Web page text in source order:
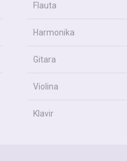
Flauta
Harmonika
Gitara
Violina
Klavir